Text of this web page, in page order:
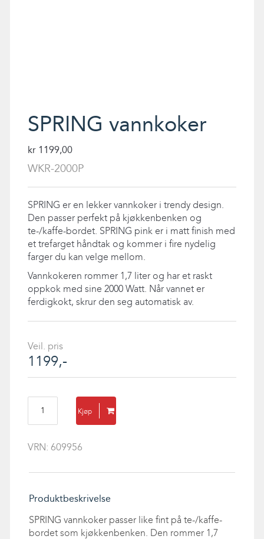
SPRING vannkoker
kr 1199,00
WKR-2000P
SPRING er en lekker vannkoker i trendy design.
Den passer perfekt på kjøkkenbenken og
te-/kaffe-bordet. SPRING pink er i matt finish med
et trefarget håndtak og kommer i fire nydelig
farger du kan velge mellom.
Vannkokeren rommer 1,7 liter og har et raskt
oppkok med sine 2000 Watt. Når vannet er
ferdigkokt, skrur den seg automatisk av.
Veil. pris
1199,-
vannkoker
antall
Kjøp
VRN: 609956
Produktbeskrivelse
SPRING vannkoker passer like fint på te-/kaffe-
bordet som kjøkkenbenken. Den rommer 1,7